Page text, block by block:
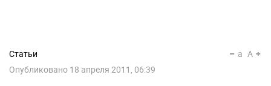
Статьи
Опубликовано 18 апреля 2011, 06:39
a A